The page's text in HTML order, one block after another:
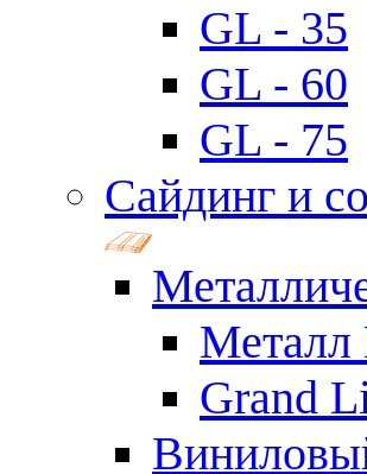
GL - 35
GL - 60
GL - 75
Сайдинг и
Grand